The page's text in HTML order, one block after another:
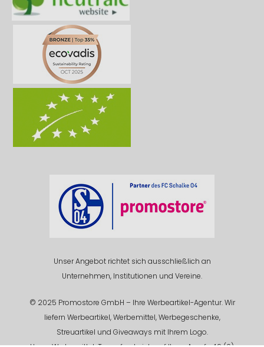
Unser Angebot richtet sich ausschließlich an
Unternehmen, Institutionen und Vereine.
© 2025 Promostore GmbH – Ihre Werbeartikel-Agentur. Wir
liefern Werbeartikel, Werbemittel, Werbegeschenke,
Streuartikel und Giveaways mit Ihrem Logo.